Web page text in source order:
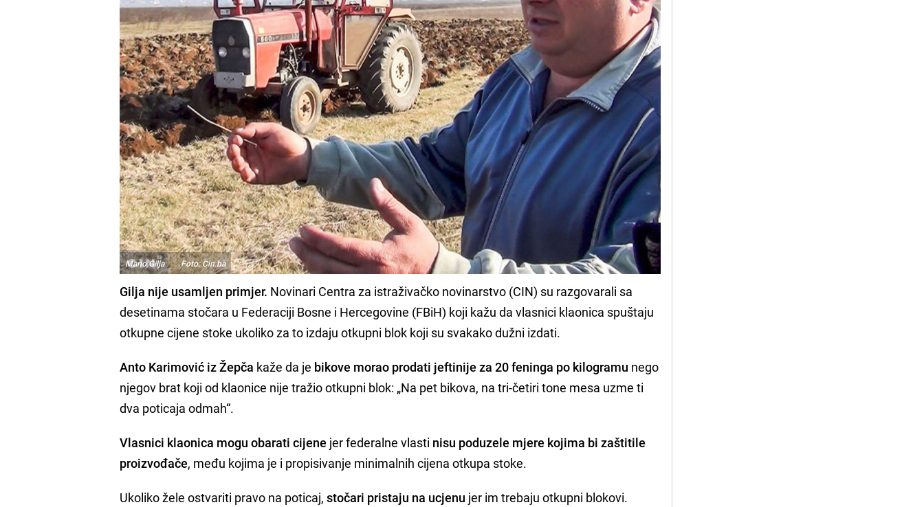
Mario Gilja Foto: Cin.ba
Gilja nije usamljen primjer. Novinari Centra za istraživačko novinarstvo (CIN) su razgovarali sa
desetinama stočara u Federaciji Bosne i Hercegovine (FBiH) koji kažu da vlasnici klaonica spuštaju
otkupne cijene stoke ukoliko za to izdaju otkupni blok koji su svakako dužni izdati.
Anto Karimović iz Žepča kaže da je bikove morao prodati jeftinije za 20 feninga po kilogramu nego
njegov brat koji od klaonice nije tražio otkupni blok: „Na pet bikova, na tri-četiri tone mesa uzme ti
dva poticaja odmah“.
Vlasnici klaonica mogu obarati cijene jer federalne vlasti nisu poduzele mjere kojima bi zaštitile
proizvođače, među kojima je i propisivanje minimalnih cijena otkupa stoke.
Ukoliko žele ostvariti pravo na poticaj,stočari pristaju na ucjenu jer im trebaju otkupni blokovi.